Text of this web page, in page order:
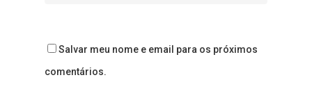
Salvar meu nome e email para os próximos
comentários.